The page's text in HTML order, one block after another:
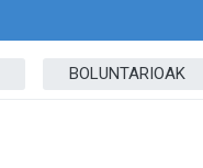
BOLUNTARIOAK